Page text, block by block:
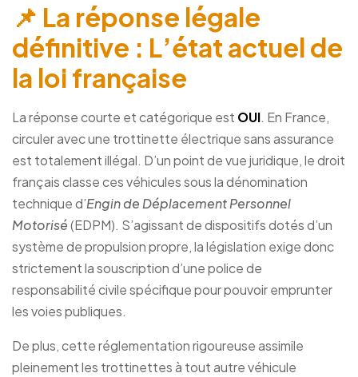
📌 La réponse légale
définitive : L’état actuel de
la loi française
La réponse courte et catégorique est OUI. En France,
circuler avec une trottinette électrique sans assurance
est totalement illégal. D’un point de vue juridique, le droit
français classe ces véhicules sous la dénomination
technique d’Engin de Déplacement Personnel
Motorisé(EDPM). S’agissant de dispositifs dotés d’un
système de propulsion propre, la législation exige donc
strictement la souscription d’une police de
responsabilité civile spécifique pour pouvoir emprunter
les voies publiques.
De plus, cette réglementation rigoureuse assimile
pleinement les trottinettes à tout autre véhicule